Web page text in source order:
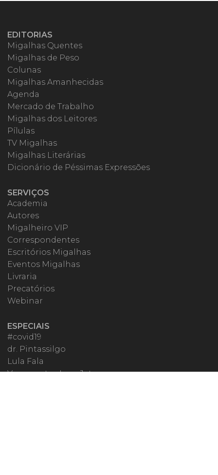
EDITORIAS
Migalhas Quentes
Migalhas de Peso
Colunas
Migalhas Amanhecidas
Agenda
Mercado de Trabalho
Migalhas dos Leitores
Pílulas
TV Migalhas
Migalhas Literárias
Dicionário de Péssimas Expressões
SERVIÇOS
Academia
Autores
Migalheiro VIP
Correspondentes
Escritórios Migalhas
Eventos Migalhas
Livraria
Precatórios
Webinar
ESPECIAIS
#covid19
dr. Pintassilgo
Lula Fala
Vazamentos Lava Jato